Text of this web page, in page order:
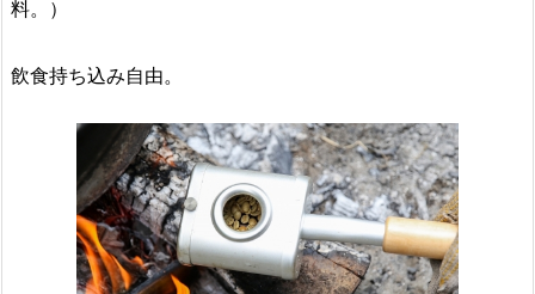
料。）
飲食持ち込み自由。